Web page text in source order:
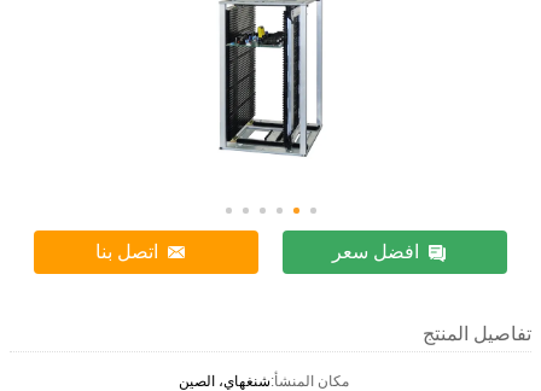
افضل سعر اتصل بنا
تفاصيل المنتج
مكان المنشأ:شنغهاي، الصين